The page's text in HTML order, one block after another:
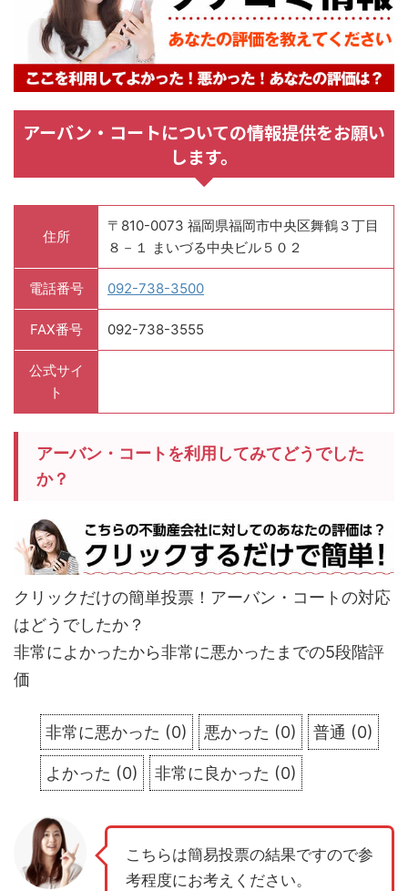
アーバン・コートについての情報提供をお願い
します。
住所
〒810-0073 福岡県福岡市中央区舞鶴３丁目
８－１ まいづる中央ビル５０２
電話番号 092-738-3500
FAX番号 092-738-3555
公式サイ
ト
アーバン・コートを利用してみてどうでした
か？
クリックだけの簡単投票！アーバン・コートの対応
はどうでしたか？
非常によかったから非常に悪かったまでの5段階評
価
非常に悪かった (0) 悪かった (0) 普通 (0)
よかった (0) 非常に良かった (0)
こちらは簡易投票の結果ですので参
考程度にお考えください。